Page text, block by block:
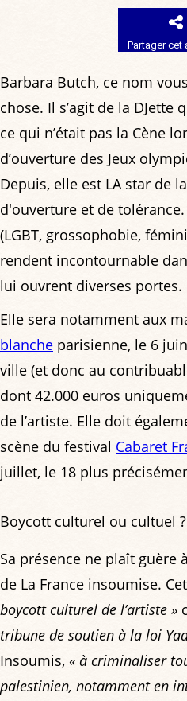
Partager cet
Barbara Butch, ce nom
chose. Il s’agit de la DJette
ce qui n’était pas la Cène
d’ouverture des Jeux
Depuis, elle est LA star de
d'ouverture et de
(LGBT, grossophobie,
rendent incontournable
lui ouvrent diverses portes.
Elle sera notamment aux
blanche parisienne, le 6
ville (et donc au
dont 42.000 euros
de l’artiste. Elle doit
scène du festival Cabaret
juillet, le 18 plus
Boycott culturel ou cultuel ?
Sa présence ne plaît guère
de La France insoumise.
boycott culturel de l’artiste »
tribune de soutien à la loi
Insoumis, « à criminaliser
palestinien, notamment en